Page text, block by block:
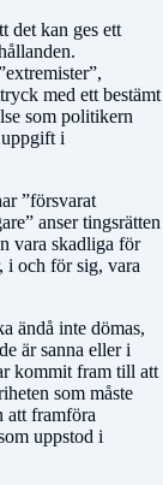
det kan ges ett
med ett bestämt
som politikern
i
”försvarat
anser tingsrätten
vara skadliga för
i och för sig, vara
ändå inte dömas,
är sanna eller i
kommit fram till att
som måste
att framföra
uppstod i